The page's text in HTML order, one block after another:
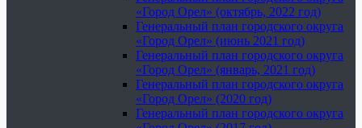
«Город Орел» (октябрь, 2022 год)
Генеральный план городского округа
«Город Орел» (июнь 2021 год)
Генеральный план городского округа
«Город Орел» (январь, 2021 год)
Генеральный план городского округа
«Город Орел» (2020 год)
Генеральный план городского округа